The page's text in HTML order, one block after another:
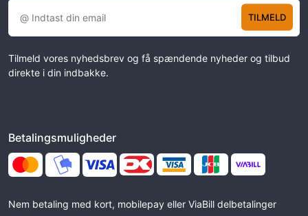
TILMELD
Tilmeld vores nyhedsbrev og få spændende nyheder og tilbud
direkte i din indbakke.
Betalingsmuligheder
Nem betaling med kort, mobilepay eller ViaBill delbetalinger